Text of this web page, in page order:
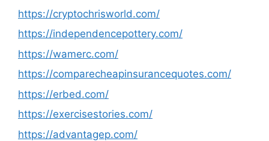
https://cryptochrisworld.com/
https://independencepottery.com/
https://wamerc.com/
https://comparecheapinsurancequotes.com/
https://erbed.com/
https://exercisestories.com/
https://advantagep.com/